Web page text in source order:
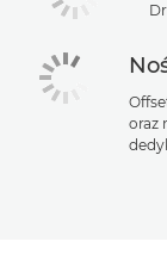
oraz